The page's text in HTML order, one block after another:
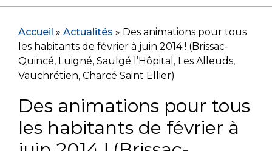
Accueil » Actualités » Des animations pour tous
les habitants de février à juin 2014 ! (Brissac-
Quincé, Luigné, Saulgé l’Hôpital, Les Alleuds,
Vauchrétien, Charcé Saint Ellier)
Des animations pour tous
les habitants de février à